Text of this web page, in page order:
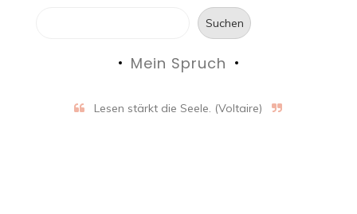
Suchen
Mein Spruch
Lesen stärkt die Seele. (Voltaire)